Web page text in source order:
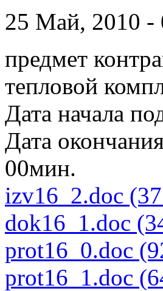
25 Май, 2010
предмет
тепловой
Дата начала
Дата
00мин.
izv16_2.doc
dok16_1.doc
prot16_0.doc
prot16_1.doc